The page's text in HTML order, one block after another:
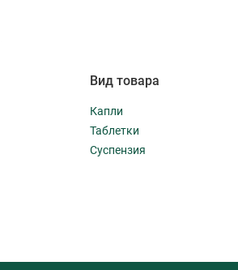
Вид товара
Капли
Таблетки
Суспензия